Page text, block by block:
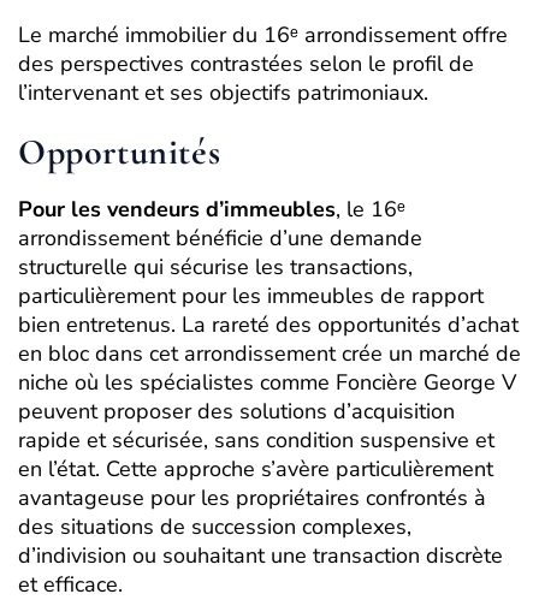
Le marché immobilier du 16ᵉ arrondissement offre
des perspectives contrastées selon le profil de
l’intervenant et ses objectifs patrimoniaux.
Opportunités
Pour les vendeurs d’immeubles, le 16ᵉ
arrondissement bénéficie d’une demande
structurelle qui sécurise les transactions,
particulièrement pour les immeubles de rapport
bien entretenus. La rareté des opportunités d’achat
en bloc dans cet arrondissement crée un marché de
niche où les spécialistes comme Foncière George V
peuvent proposer des solutions d’acquisition
rapide et sécurisée, sans condition suspensive et
en l’état. Cette approche s’avère particulièrement
avantageuse pour les propriétaires confrontés à
des situations de succession complexes,
d’indivision ou souhaitant une transaction discrète
et efficace.